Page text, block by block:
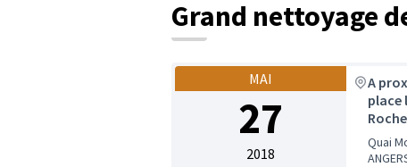
Grand nettoyage
MAI
27
2018
A
place
Quai